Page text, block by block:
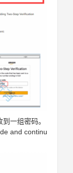
一组密码。
and continu